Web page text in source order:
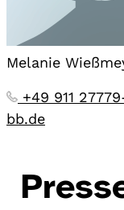
Melanie
+49 911
bb.de